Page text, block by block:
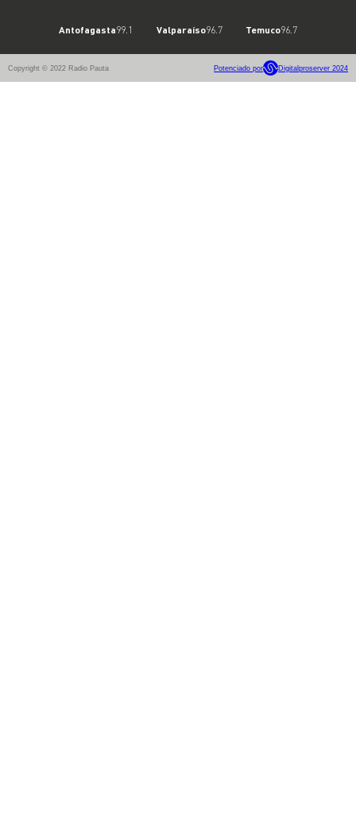
Antofagasta99.1 Valparaíso96.7 Temuco96.7
Copyright © 2022 Radio Pauta Potenciado por Digitalproserver 2024